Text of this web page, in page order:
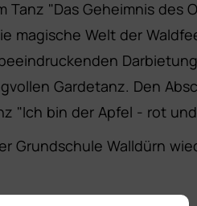
"Das Geheimnis des
Welt der
Gardetanz. Den
"Ich bin der Apfel - rot und
Grundschule Walldürn